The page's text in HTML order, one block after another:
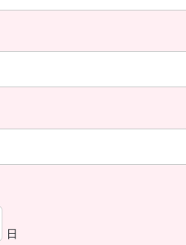
日